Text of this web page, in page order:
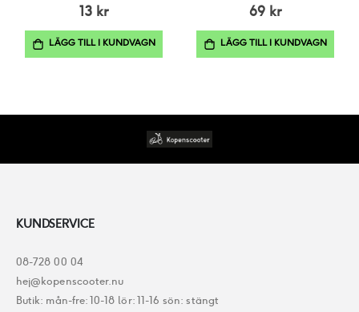
13 kr
LÄGG TILL I KUNDVAGN
69 kr
LÄGG TILL I KUNDVAGN
KUNDSERVICE
08-728 00 04
hej@kopenscooter.nu
Butik: mån-fre: 10-18 lör: 11-16 sön: stängt